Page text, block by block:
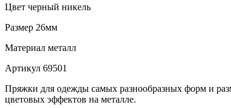
Цвет черный никель
Размер 26мм
Материал металл
Артикул 69501
Пряжки для одежды самых разнообразных форм и
цветовых эффектов на металле.